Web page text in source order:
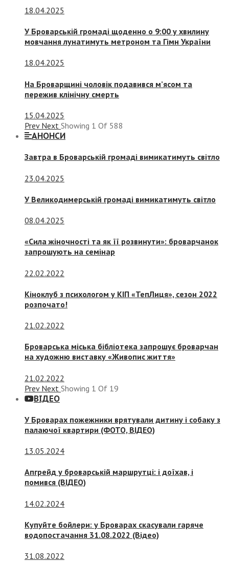
18.04.2025
У Броварській громаді щоденно о 9:00 у хвилину
мовчання лунатимуть метроном та Гімн України
18.04.2025
На Броварщині чоловік подавився м’ясом та
пережив клінічну смерть
15.04.2025
Prev Next Showing 1 Of 588
АНОНСИ
Завтра в Броварській громаді вимикатимуть світло
23.04.2025
У Великодимерській громаді вимикатимуть світло
08.04.2025
«Сила жіночності та як її розвинути»: броварчанок
запрошують на семінар
22.02.2022
Кіноклуб з психологом у КІП «ТепЛиця», сезон 2022
розпочато!
21.02.2022
Броварська міська бібліотека запрошує броварчан
на художню виставку «Живопис життя»
21.02.2022
Prev Next Showing 1 Of 19
ВІДЕО
У Броварах пожежники врятували дитину і собаку з
палаючої квартири (ФОТО, ВІДЕО)
13.05.2024
Апгрейд у броварській маршрутці: і доїхав, і
помився (ВІДЕО)
14.02.2024
Купуйте бойлери: у Броварах скасували гаряче
водопостачання 31.08.2022 (Відео)
31.08.2022